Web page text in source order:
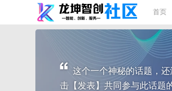
首页
这个一个神秘的话题，
击【发表】共同参与此话题